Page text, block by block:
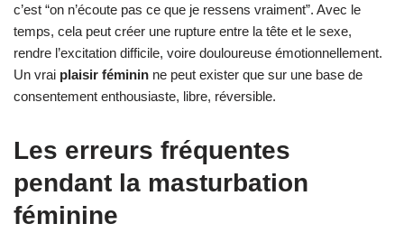
c’est “on n’écoute pas ce que je ressens vraiment”. Avec le
temps, cela peut créer une rupture entre la tête et le sexe,
rendre l’excitation difficile, voire douloureuse émotionnellement.
Un vrai plaisir féminin ne peut exister que sur une base de
consentement enthousiaste, libre, réversible.
Les erreurs fréquentes
pendant la masturbation
féminine